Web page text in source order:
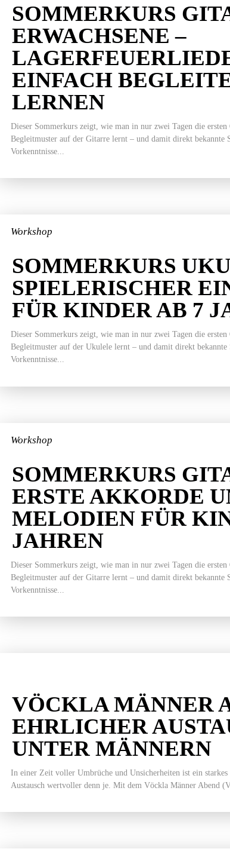
SOMMERKURS
ERWACHSENE –
EINFACH
LERNEN
Dieser Sommerkurs zeigt, wie man in nur zwei Tagen die
Begleitmuster auf der Gitarre lernt – und damit direkt bekannte
Vorkenntnisse...
Workshop
SOMMERKURS
SPIELERISCHER
FÜR KINDER AB 7
Dieser Sommerkurs zeigt, wie man in nur zwei Tagen die
Begleitmuster auf der Ukulele lernt – und damit direkt bekannte
Vorkenntnisse...
Workshop
SOMMERKURS
ERSTE AKKORDE
MELODIEN FÜR
JAHREN
Dieser Sommerkurs zeigt, wie man in nur zwei Tagen die
Begleitmuster auf der Gitarre lernt – und damit direkt bekannte
Vorkenntnisse...
VÖCKLA MÄNNER
EHRLICHER
UNTER MÄNNERN
In einer Zeit voller Umbrüche und Unsicherheiten ist ein
Austausch wertvoller denn je. Mit dem Vöckla Männer Abend